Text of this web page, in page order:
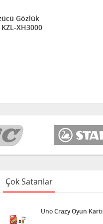
Gözlük
Esnek Burun KZL-XH3000
Çok Satanlar
Uno Crazy Oyun Kartı